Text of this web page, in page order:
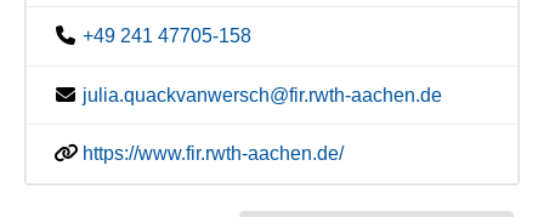
+49 241 47705-158
julia.quackvanwersch@fir.rwth-aachen.de
https://www.fir.rwth-aachen.de/